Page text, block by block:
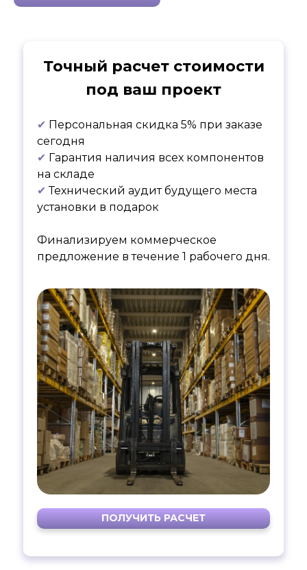
Точный расчет стоимости
под ваш проект
✔ Персональная скидка 5% при заказе
сегодня
✔ Гарантия наличия всех компонентов
на складе
✔Технический аудит будущего места
установки в подарок
Финализируем коммерческое
предложение в течение 1 рабочего дня.
ПОЛУЧИТЬ РАСЧЕТ